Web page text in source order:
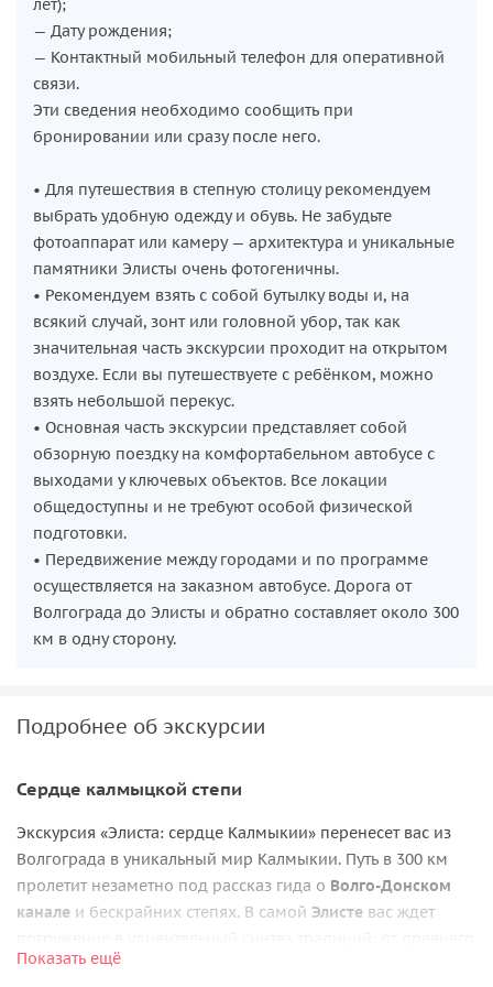
лет);
— Дату рождения;
— Контактный мобильный телефон для оперативной
связи.
Эти сведения необходимо сообщить при
бронировании или сразу после него.
• Для путешествия в степную столицу рекомендуем
выбрать удобную одежду и обувь. Не забудьте
фотоаппарат или камеру — архитектура и уникальные
памятники Элисты очень фотогеничны.
• Рекомендуем взять с собой бутылку воды и, на
всякий случай, зонт или головной убор, так как
значительная часть экскурсии проходит на открытом
воздухе. Если вы путешествуете с ребёнком, можно
взять небольшой перекус.
• Основная часть экскурсии представляет собой
обзорную поездку на комфортабельном автобусе с
выходами у ключевых объектов. Все локации
общедоступны и не требуют особой физической
подготовки.
• Передвижение между городами и по программе
осуществляется на заказном автобусе. Дорога от
Волгограда до Элисты и обратно составляет около 300
км в одну сторону.
Подробнее об экскурсии
Сердце калмыцкой степи
Экскурсия «Элиста: сердце Калмыкии» перенесет вас из
Волгограда в уникальный мир Калмыкии. Путь в 300 км
пролетит незаметно под рассказ гида о Волго-Донском
канале и бескрайних степях. В самой Элисте вас ждет
эпоса и буддийской мудрости до шахматного интеллекта
Показать ещё